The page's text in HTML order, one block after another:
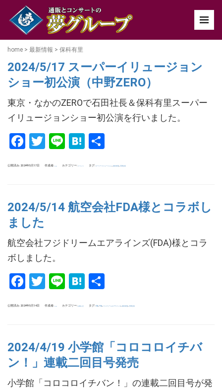
home > 最新情報 > 保科有里
2024/5/17 スーパーイリュージョン
ショー初公演（中野ZERO）
東京・なかのZEROで石田社長＆保科有里スーパー
イリュージョンショー初公演を行いました。
Facebook
Twitter
LineHatena
公開済み: 2024年5月17日 作成者: カテゴリー: イベント タグ: スーパーイリュージョン 保科有里 石田社長
2024/5/14 航空会社FDA様とコラボし
ました
航空会社フジドリームエアラインズ(FDA)様とコラ
ボしました。
Facebook
Twitter
LineHatena
公開済み: 2024年5月14日 作成者: カテゴリー: お知らせ タグ: CM FDA フジドリームエアラインズ 保科有里 石田社長
2024/4/19 小学館「コロコロイチバ
ン！」連載二回目号発売
小学館「コロコロイチバン！」の連載二回目号が発